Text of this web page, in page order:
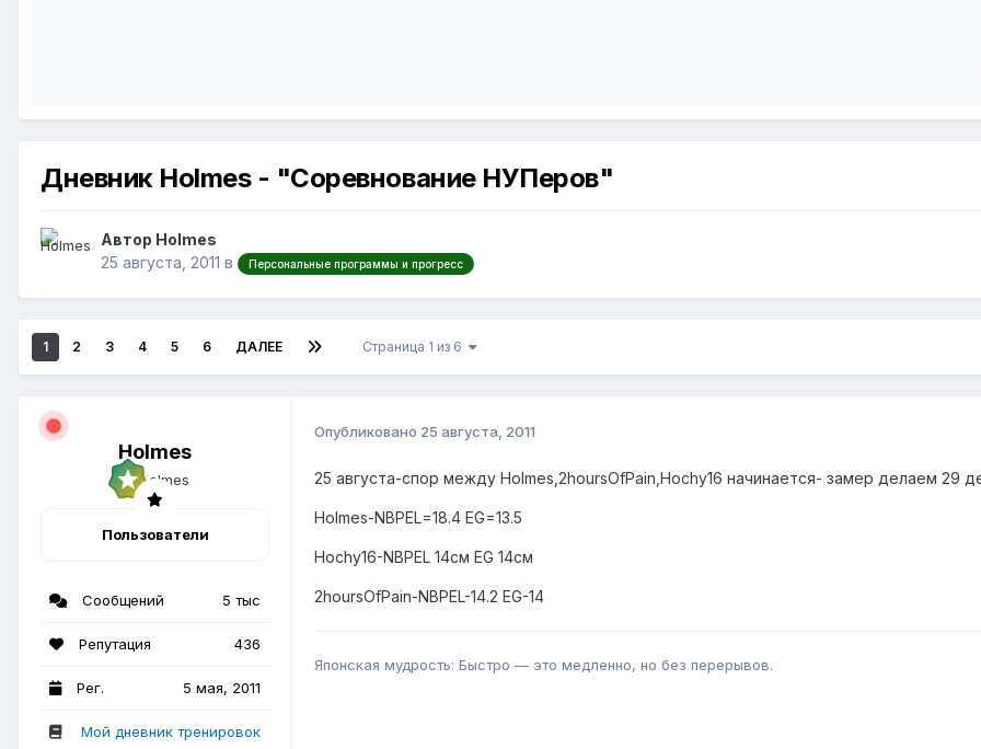
Дневник Holmes - "Соревнование НУПеров"
Автор Holmes
25 августа, 2011 в Персональные программы и прогресс
1 2 3 4 5 6 ДАЛЕЕ Страница 1 из 6
Holmes
Пользователи
Сообщений 5 тыс
Репутация 436
Рег. 5 мая, 2011
Мой дневник тренировок
Опубликовано 25 августа, 2011
25 августа-спор между Holmes,2hoursOfPain,Hochy16 начинается- замер делаем 29
Holmes-NBPEL=18.4 EG=13.5
Hochy16-NBPEL 14см EG 14см
2hoursOfPain-NBPEL-14.2 EG-14
Японская мудрость: Быстро — это медленно, но без перерывов.